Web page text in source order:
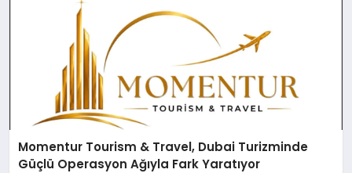
Momentur Tourism & Travel, Dubai Turizminde
Güçlü Operasyon Ağıyla Fark Yaratıyor